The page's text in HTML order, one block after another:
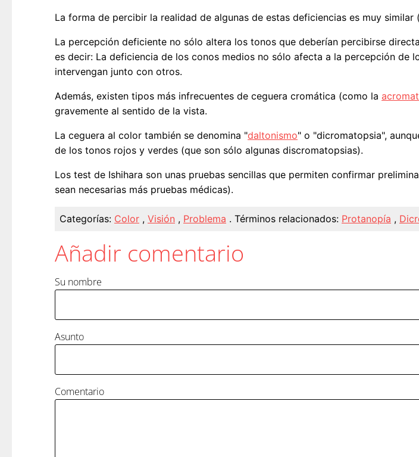
La forma de percibir la realidad de algunas de estas deficiencias es muy similar
La percepción deficiente no sólo altera los tonos que deberían percibirse
es decir: La deficiencia de los conos medios no sólo afecta a la percepción de
intervengan junto con otros.
Además, existen tipos más infrecuentes de ceguera cromática (como la
gravemente al sentido de la vista.
La ceguera al color también se denomina "daltonismo" o "dicromatopsia",
de los tonos rojos y verdes (que son sólo algunas discromatopsias).
Los test de Ishihara son unas pruebas sencillas que permiten confirmar
sean necesarias más pruebas médicas).
Categorías: Color , Visión , Problema . Términos relacionados: Protanopía ,
Añadir comentario
Su nombre
Asunto
Comentario